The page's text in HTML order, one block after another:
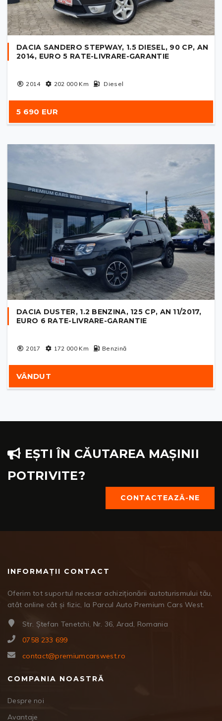
DACIA SANDERO STEPWAY, 1.5 DIESEL, 90 CP, AN
2014, EURO 5 RATE-LIVRARE-GARANTIE
2014 202 000Km Diesel
5 690 EUR
DACIA DUSTER, 1.2 BENZINA, 125 CP, AN 11/2017,
EURO 6 RATE-LIVRARE-GARANTIE
2017 172 000Km Benzină
VÂNDUT
EȘTI ÎN CĂUTAREA MAȘINII
POTRIVITE?
CONTACTEAZĂ-NE
INFORMAȚII CONTACT
Oferim tot suportul necesar achiziționării autoturismului tău,
atât online cât și fizic, la Parcul Auto Premium Cars West.
Str. Ștefan Tenetchi, Nr. 36, Arad, Romania
0758 233 699
contact@premiumcarswest.ro
COMPANIA NOASTRĂ
Despre noi
Avantaje